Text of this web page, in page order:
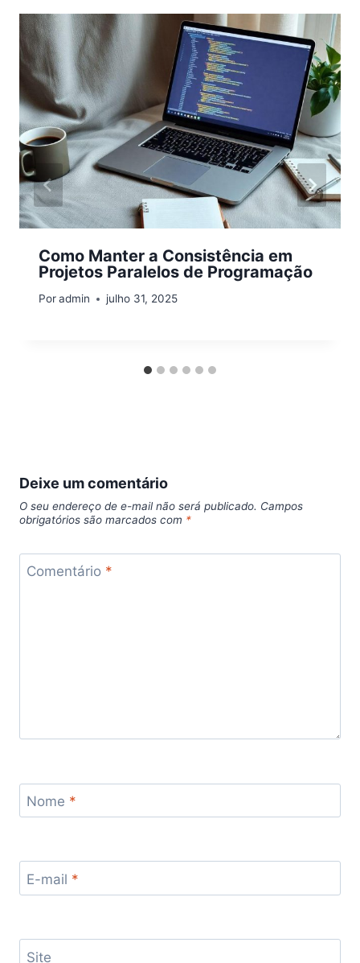
Como Manter a Consistência em
Projetos Paralelos de Programação
Poradmin julho 31, 2025
Deixe um comentário
O seu endereço de e-mail não será publicado. Campos
obrigatórios são marcados com *
Comentário *
Nome *
E-mail *
Site